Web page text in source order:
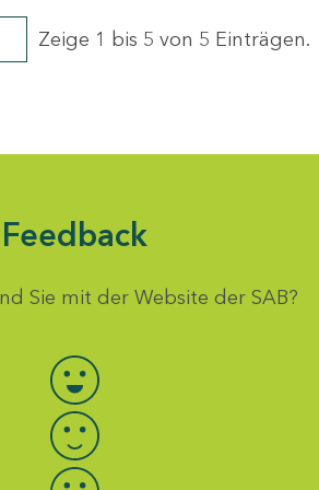
Zeige 1 bis 5 von 5 Einträgen.
Feedback
Sie mit der Website der SAB?
Bewertung auswählen